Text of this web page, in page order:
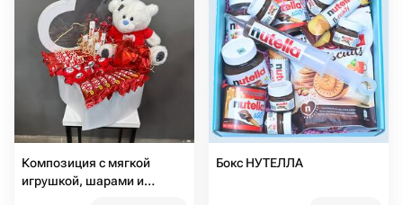
Композиция с мягкой
игрушкой, шарами и
Бокс НУТЕЛЛА